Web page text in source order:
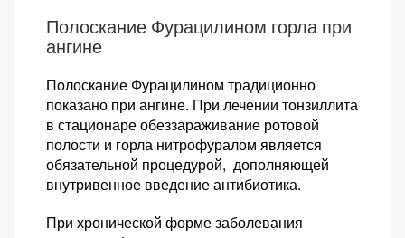
Полоскание Фурацилином горла при
ангине
Полоскание Фурацилином традиционно
показано при ангине. При лечении тонзиллита
в стационаре обеззараживание ротовой
полости и горла нитрофуралом является
обязательной процедурой, дополняющей
внутривенное введение антибиотика.
При хронической форме заболевания